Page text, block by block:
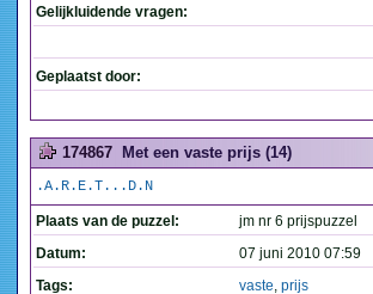
Gelijkluidende vragen:
Geplaatst door:
174867 Met een vaste prijs (14)
.A.R.E.T...D.N
Plaats van de puzzel:
jm nr 6 prijspuzzel
Datum:
07 juni 2010 07:59
Tags:
vaste, prijs